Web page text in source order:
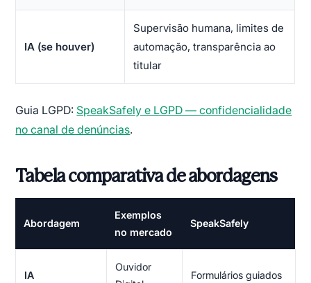
IA (se houver)
Supervisão humana, limites de
automação, transparência ao
titular
Guia LGPD: SpeakSafely e LGPD — confidencialidade
no canal de denúncias.
Tabela comparativa de abordagens
Abordagem
Exemplos
no mercado
SpeakSafely
IA
Ouvidor
Formulários guiados